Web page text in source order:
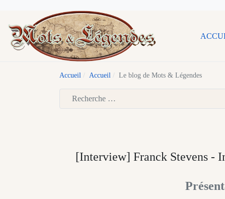
Accueil Accueil Le blog de Mots & Légendes
[Interview] Franck Stevens -